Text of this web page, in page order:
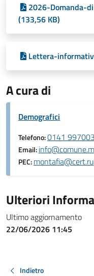
2026-Domanda-
(133,56 KB)
Lettera-
A cura di
Demografici
Telefono:0141 997003
Email:
PEC:
Ulteriori
Ultimo aggiornamento
22/06/2026 11:45
Indietro